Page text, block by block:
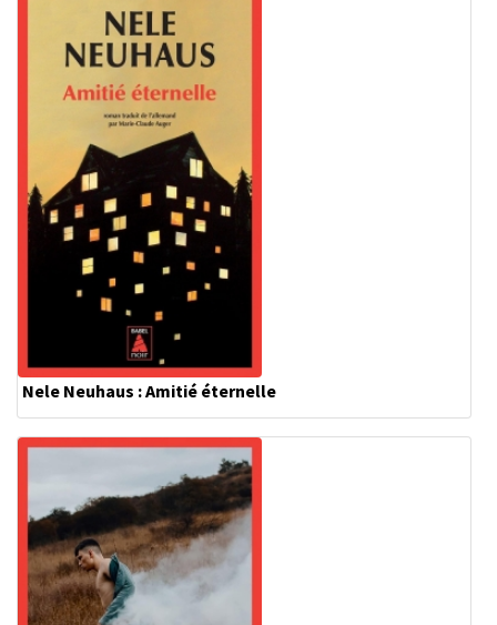
Nele Neuhaus : Amitié éternelle